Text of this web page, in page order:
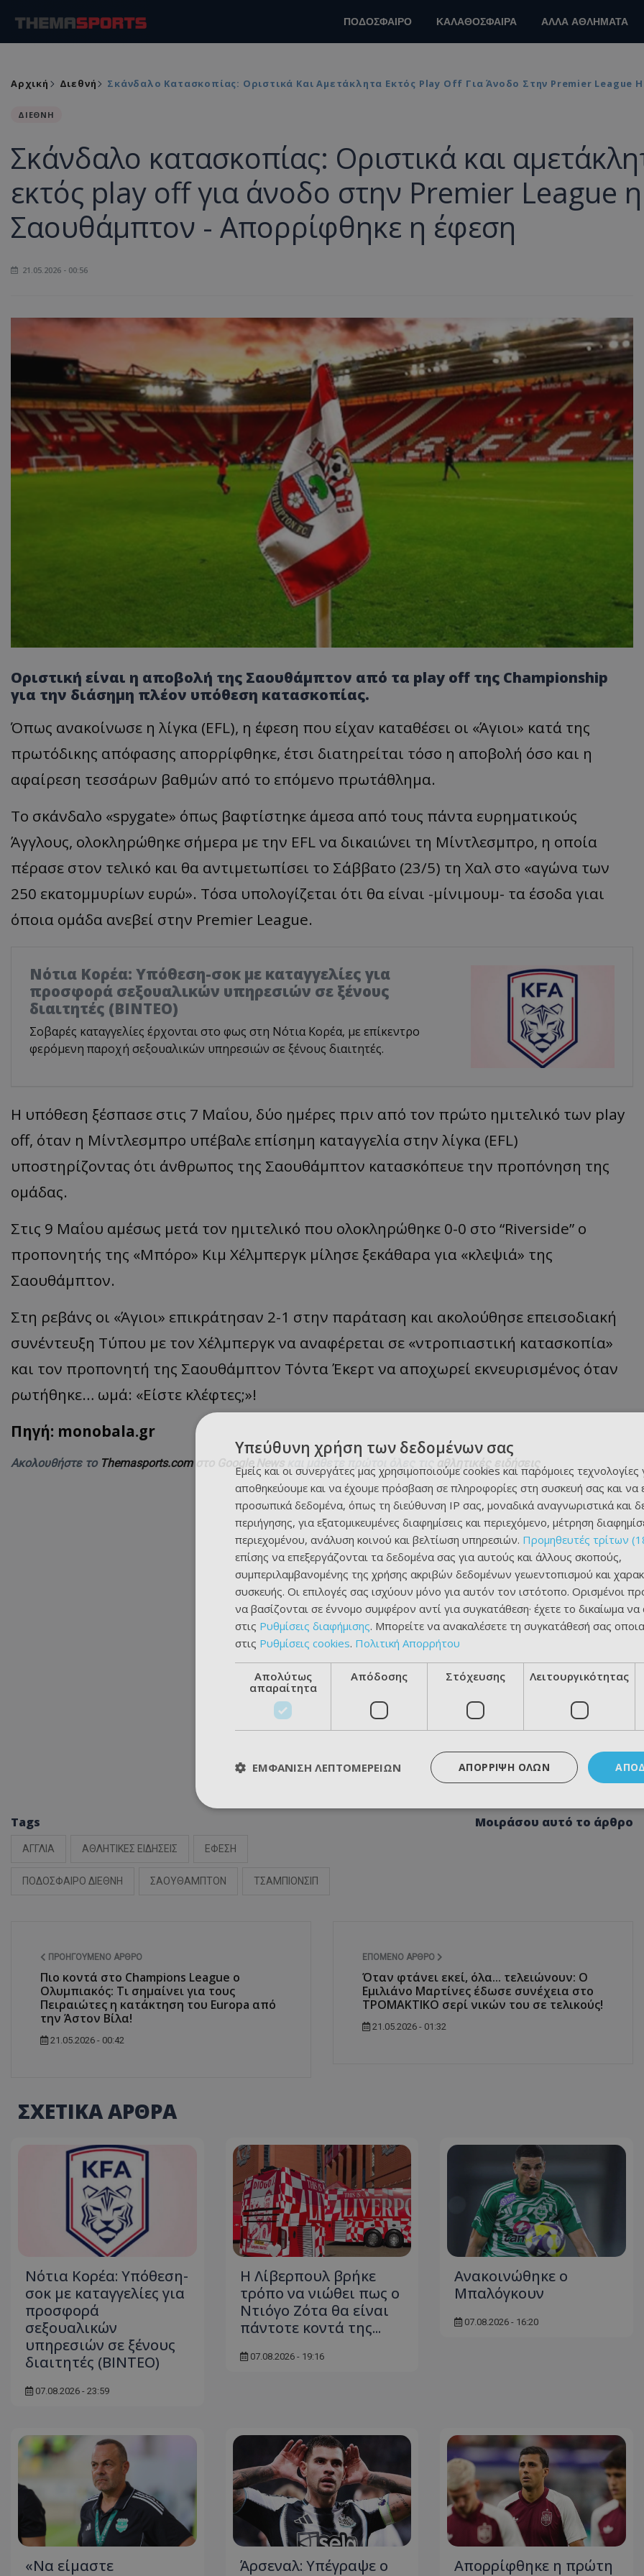
ΠΟΔΟΣΦΑΙΡΟ ΚΑΛΑΘΟΣΦΑΙΡΑ ΑΛΛΑ ΑΘΛΗΜΑΤΑ
Αρχική Διεθνή Σκάνδαλο Κατασκοπίας: Οριστικά Και Αμετάκλητα Εκτός Play Off Για Άνοδο Στην Premier
ΔΙΕΘΝΗ
Σκάνδαλο κατασκοπίας: Οριστικά και
εκτός play off για άνοδο στην Premier League η
Σαουθάμπτον - Απορρίφθηκε η έφεση
21.05.2026 - 00:56
Οριστική είναι η αποβολή της Σαουθάμπτον από τα play off της Championship
για την διάσημη πλέον υπόθεση κατασκοπίας.
Όπως ανακοίνωσε η λίγκα (EFL), η έφεση που είχαν καταθέσει οι «Άγιοι» κατά της
πρωτόδικης απόφασης απορρίφθηκε, έτσι διατηρείται τόσο η αποβολή όσο και η
αφαίρεση τεσσάρων βαθμών από το επόμενο πρωτάθλημα.
Το σκάνδαλο «spygate» όπως βαφτίστηκε άμεσα από τους πάντα ευρηματικούς
Άγγλους, ολοκληρώθηκε σήμερα με την EFL να δικαιώνει τη Μίντλεσμπρο, η οποία
πέρασε στον τελικό και θα αντιμετωπίσει το Σάββατο (23/5) τη Χαλ στο «αγώνα των
250 εκατομμυρίων ευρώ». Τόσα υπολογίζεται ότι θα είναι -μίνιμουμ- τα έσοδαγιαι
όποια ομάδα ανεβεί στην Premier League.
Νότια Κορέα: Υπόθεση-σοκ με καταγγελίες για
προσφορά σεξουαλικών υπηρεσιών σε ξένους
διαιτητές (BINTEO)
Σοβαρές καταγγελίες έρχονται στο φως στη Νότια Κορέα, με επίκεντρο
φερόμενη παροχή σεξουαλικών υπηρεσιών σε ξένους διαιτητές.
Η υπόθεση ξέσπασε στις 7 Μαΐου, δύο ημέρες πριν από τον πρώτο ημιτελικό των play
off, όταν η Μίντλεσμπρο υπέβαλε επίσημη καταγγελία στην λίγκα (EFL)
υποστηρίζοντας ότι άνθρωπος της Σαουθάμπτον κατασκόπευε την προπόνηση της
ομάδας.
Στις 9 Μαΐου αμέσως μετά τον ημιτελικό που ολοκληρώθηκε 0-0 στο “Riverside” ο
προπονητής της «Μπόρο» Κιμ Χέλμπεργκ μίλησε ξεκάθαρα για «κλεψιά» της
Σαουθάμπτον.
Στη ρεβάνς οι «Άγιοι» επικράτησαν 2-1 στην παράταση και ακολούθησε επεισοδιακή
συνέντευξη Τύπου με τον Χέλμπεργκνα αναφέρεται σε «ντροπιαστική κατασκοπία»
και τον προπονητή της Σαουθάμπτον ΤόνταΈκερτ να αποχωρεί εκνευρισμένος όταν
ρωτήθηκε… ωμά: «Είστε κλέφτες;»!
Πηγή: monobala.gr
Ακολουθήστε το Themasports.com στο Google News και μάθετε πρώτοι όλες τις αθλητικές ειδήσεις
Tags
ΑΓΓΛΙΑ ΑΘΛΗΤΙΚΕΣ ΕΙΔΗΣΕΙΣ ΕΦΕΣΗ
ΠΟΔΟΣΦΑΙΡΟ ΔΙΕΘΝΗ ΣΑΟΥΘΑΜΠΤΟΝ ΤΣΑΜΠΙΟΝΣΙΠ
Μοιράσου αυτό το άρθρο
ΠΡΟΗΓΟΎΜΕΝΟ ΆΡΘΡΟ
Πιο κοντά στο Champions League ο
Ολυμπιακός: Τι σημαίνει για τους
Πειραιώτες η κατάκτηση του Europa από
την Άστον Βίλα!
21.05.2026 - 00:42
ΕΠΌΜΕΝΟ ΆΡΘΡΟ
Όταν φτάνει εκεί, όλα... τελειώνουν: Ο
Εμιλιάνο Μαρτίνες έδωσε συνέχεια στο
ΤΡΟΜΑΚΤΙΚΟ σερί νικών του σε τελικούς!
21.05.2026 - 01:32
ΣΧΕΤΙΚΑ ΑΡΘΡΑ
Νότια Κορέα: Υπόθεση-
σοκ με καταγγελίες για
προσφορά
σεξουαλικών
υπηρεσιών σε ξένους
διαιτητές (BINTEO)
07.08.2026 - 23:59
Η Λίβερπουλ βρήκε
τρόπο να νιώθει πως ο
Ντιόγο Ζότα θα είναι
πάντοτε κοντά της...
07.08.2026 - 19:16
Ανακοινώθηκε ο
Μπαλόγκουν
07.08.2026 - 16:20
«Να είμαστε
Άρσεναλ: Υπέγραψε ο
Απορρίφθηκε η πρώτη
Υπεύθυνη χρήση των δεδομένων σας
Εμείς και οι συνεργάτες μας χρησιμοποιούμε cookies και παρόμοιες τεχνολογίες
αποθηκεύουμε και να έχουμε πρόσβαση σε πληροφορίες στη συσκευή σας και να
προσωπικά δεδομένα, όπως τη διεύθυνση IP σας, μοναδικά αναγνωριστικά και
περιήγησης, για εξατομικευμένες διαφημίσεις και περιεχόμενο, μέτρηση
περιεχομένου, ανάλυση κοινού και βελτίωση υπηρεσιών. Προμηθευτές τρίτων
επίσης να επεξεργάζονται τα δεδομένα σας για αυτούς και άλλους σκοπούς,
συμπεριλαμβανομένης της χρήσης ακριβών δεδομένων γεωεντοπισμού και
συσκευής. Οι επιλογές σας ισχύουν μόνο για αυτόν τον ιστότοπο. Ορισμένοι
να βασίζονται σε έννομο συμφέρον αντί για συγκατάθεση· έχετε το δικαίωμα να
στις Ρυθμίσεις διαφήμισης. Μπορείτε να ανακαλέσετε τη συγκατάθεσή σας
στις Ρυθμίσεις cookies. Πολιτική Απορρήτου
Απολύτως
απαραίτητα
Απόδοσης Στόχευσης Λειτουργικότητας
ΑΠΌΡΡΙΨΗ ΌΛΩΝ
ΕΜΦΆΝΙΣΗ ΛΕΠΤΟΜΕΡΕΙΏΝ